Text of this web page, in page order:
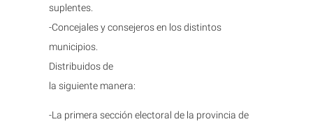
suplentes.
-Concejales y consejeros en los distintos
municipios.
Distribuidos de
la siguiente manera:
-La primera sección electoral de la provincia de